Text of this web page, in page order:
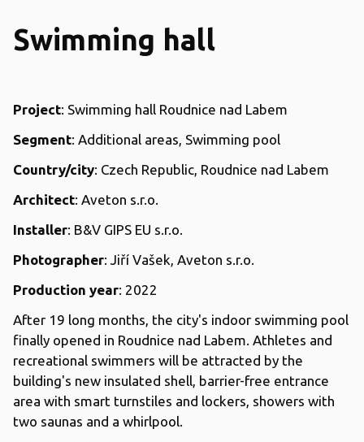
Swimming hall
Project: Swimming hall Roudnice nad Labem
Segment: Additional areas, Swimming pool
Country/city: Czech Republic, Roudnice nad Labem
Architect: Aveton s.r.o.
Installer: B&V GIPS EU s.r.o.
Photographer: Jiří Vašek, Aveton s.r.o.
Production year: 2022
After 19 long months, the city's indoor swimming pool
finally opened in Roudnice nad Labem. Athletes and
recreational swimmers will be attracted by the
building's new insulated shell, barrier-free entrance
area with smart turnstiles and lockers, showers with
two saunas and a whirlpool.